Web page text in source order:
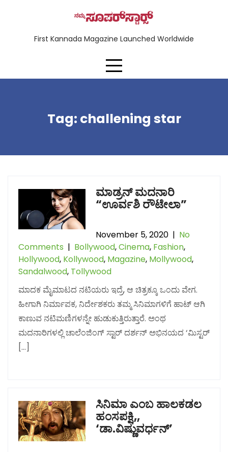
First Kannada Magazine Launched Worldwide
Tag: challening star
ಮಾಡ್ರನ್ ಮದನಾರಿ
“ಊರ್ವಶಿ ರೌಟೇಲಾ”
November 5, 2020 | No
Comments | Bollywood,Cinema, Fashion,
Hollywood, Kollywood, Magazine, Mollywood,
Sandalwood, Tollywood
ಮಾದಕ ಮೈಮಾಟದ ನಟಿಯರು ಇದ್ರೆ, ಆ ಚಿತ್ರಕ್ಕೂ ಒಂದು ವೇಗ.
ಹೀಗಾಗಿ ನಿರ್ಮಾಪಕ, ನಿರ್ದೇಶಕರು ತಮ್ಮ ಸಿನಿಮಾಗಳಿಗೆ ಹಾಟ್ ಆಗಿ
ಕಾಣುವ ನಟಿಮಣಿಗಳನ್ನೇ ಹುಡುಕುತ್ತಿರುತ್ತಾರೆ. ಅಂಥ
ಮದನಾರಿಗಳಲ್ಲಿ ಚಾಲೆಂಜಿಂಗ್ ಸ್ಟಾರ್ ದರ್ಶನ್ ಅಭಿನಯದ ‘ಮಿಸ್ಟರ್
[…]
ಸಿನಿಮಾ ಎಂಬ ಹಾಲಕಡಲ
ಹಂಸಪಕ್ಷಿ,,
‘ಡಾ.ವಿಷ್ಣುವರ್ಧನ್’